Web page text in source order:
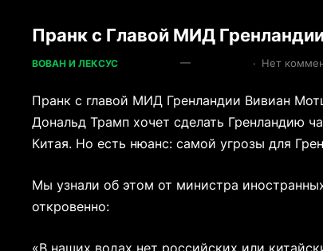
Пранк с Главой МИД
ВОВАН И ЛЕКСУС — · Нет
Пранк с главой МИД Гренландии Вивиан
Дональд Трамп хочет сделать Гренландию
Китая. Но есть нюанс: самой угрозы для
Мы узнали об этом от министра
откровенно: